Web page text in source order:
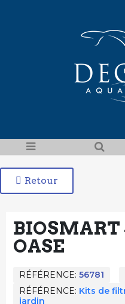
Retour
BIOSMART
OASE
RÉFÉRENCE 56781
RÉFÉRENCE Kits de
jardin